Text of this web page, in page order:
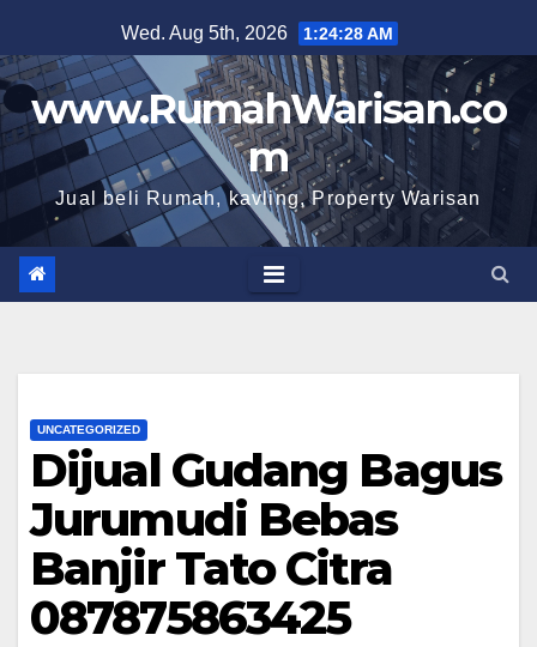
to
content
Wed. Aug 5th, 2026 1:24:29 AM
www.RumahWarisan.co
m
Jual beli Rumah, kavling, Property Warisan
UNCATEGORIZED
Dijual Gudang Bagus
Jurumudi Bebas
Banjir Tato Citra
087875863425